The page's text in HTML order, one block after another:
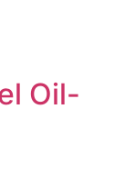
Oil-